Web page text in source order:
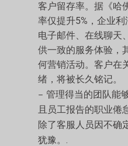
客户留存率。据《哈
率仅提升5%，企业
电子邮件、在线聊天
供一致的服务体验，
何营销活动。客户在
绪，将被长久铭记。
– 管理得当的团队能
且员工报告的职业倦
除了客服人员因不确
犹豫。.